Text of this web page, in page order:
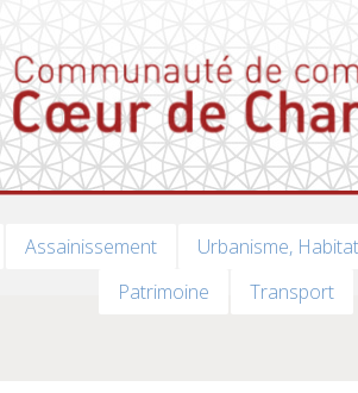
Assainissement Urbanisme, Habitat
Patrimoine
Transport